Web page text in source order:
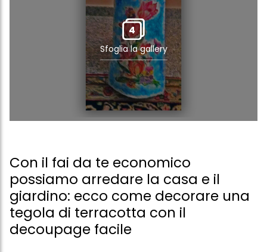
4
Sfoglia la gallery
Con il fai da te economico
possiamo arredare la casa e il
giardino: ecco come decorare una
tegola di terracotta con il
decoupage facile